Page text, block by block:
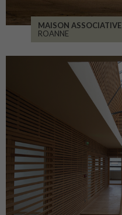
MAISON ASSOCIATIVE
ROANNE